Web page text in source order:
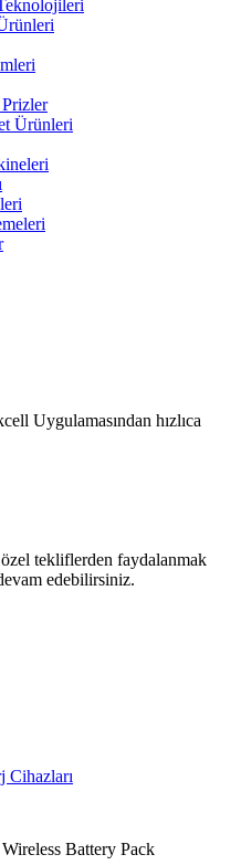
Ürünleri
Uygulamasından hızlıca
tekliflerden faydalanmak
edebilirsiniz.
Cihazları